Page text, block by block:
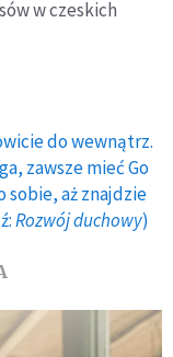
w czeskich
do wewnątrz.
zawsze mieć Go
sobie, aż znajdzie
Rozwój duchowy)